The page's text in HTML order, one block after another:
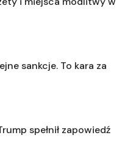
sankcje. To kara za
spełnił zapowiedź